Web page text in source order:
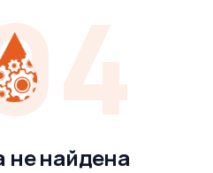
не найдена